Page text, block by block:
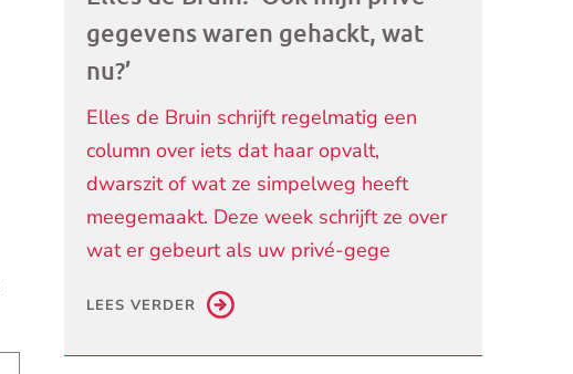
gegevens waren gehackt, wat
nu?’
Elles de Bruin schrijft regelmatig een
column over iets dat haar opvalt,
dwarszit of wat ze simpelweg heeft
meegemaakt. Deze week schrijft ze over
wat er gebeurt als uw privé-gege
LEES VERDER